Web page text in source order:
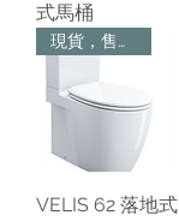
式馬桶
現貨，售完為止
VELIS 62 落地式